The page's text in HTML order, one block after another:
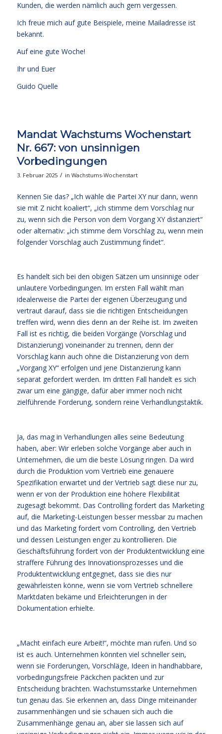
Kunden, die werden nämlich auch gern vergessen.
Ich freue mich auf gute Beispiele, meine Mailadresse ist
bekannt.
Auf eine gute Woche!
Ihr und Euer
Guido Quelle
Mandat Wachstums Wochenstart
Nr. 667: von unsinnigen
Vorbedingungen
3. Februar 2025 / in Wachstums-Wochenstart
Kennen Sie das? „Ich wähle die Partei XY nur dann, wenn
sie mit Z nicht koaliert“, „ich stimme dem Vorschlag nur
zu, wenn sich die Person von dem Vorgang XY distanziert“
oder alternativ: „ich stimme dem Vorschlag zu, wenn mein
folgender Vorschlag auch Zustimmung findet“.
Es handelt sich bei den obigen Sätzen um unsinnige oder
unlautere Vorbedingungen. Im ersten Fall wählt man
idealerweise die Partei der eigenen Überzeugung und
vertraut darauf, dass sie die richtigen Entscheidungen
treffen wird, wenn dies denn an der Reihe ist. Im zweiten
Fall ist es richtig, die beiden Vorgänge (Vorschlag und
Distanzierung) voneinander zu trennen, denn der
Vorschlag kann auch ohne die Distanzierung von dem
„Vorgang XY“ erfolgen und jene Distanzierung kann
separat gefordert werden. Im dritten Fall handelt es sich
zwar um eine gängige, dafür aber immer noch nicht
zielführende Forderung, sondern reine Verhandlungstaktik.
Ja, das mag in Verhandlungen alles seine Bedeutung
haben, aber: Wir erleben solche Vorgänge aber auch in
Unternehmen, die um die beste Lösung ringen. Da wird
durch die Produktion vom Vertrieb eine genauere
Spezifikation erwartet und der Vertrieb sagt diese nur zu,
wenn er von der Produktion eine höhere Flexibilität
zugesagt bekommt. Das Controlling fordert das Marketing
auf, die Marketing-Leistungen besser messbar zu machen
und das Marketing fordert vom Controlling, den Vertrieb
und dessen Leistungen enger zu kontrollieren. Die
Geschäftsführung fordert von der Produktentwicklung eine
straffere Führung des Innovationsprozesses und die
Produktentwicklung entgegnet, dass sie dies nur
gewährleisten könne, wenn sie vom Vertrieb schnellere
Marktdaten bekäme und Erleichterungen in der
Dokumentation erhielte.
„Macht einfach eure Arbeit!“, möchte man rufen. Und so
ist es auch. Unternehmen könnten viel schneller sein,
wenn sie Forderungen, Vorschläge, Ideen in handhabbare,
vorbedingungsfreie Päckchen packten und zur
Entscheidung brächten. Wachstumsstarke Unternehmen
tun genau das. Sie erkennen an, dass Dinge miteinander
zusammenhängen und sie schauen sich auch die
Zusammenhänge genau an, aber sie lassen sich auf